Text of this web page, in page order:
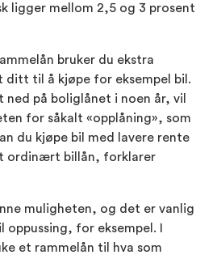
ligger mellom 2,5 og 3 prosent
bruker du ekstra
ditt til å kjøpe for eksempel bil.
ned på boliglånet i noen år, vil
for såkalt «opplåning», som
du kjøpe bil med lavere rente
ordinært billån, forklarer
muligheten, og det er vanlig
for eksempel. I
et rammelån til hva som